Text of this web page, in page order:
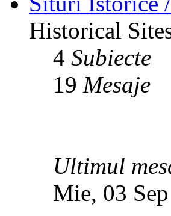
Historical
4 Subiecte
19 Mesaje
Ultimul
Mie, 03